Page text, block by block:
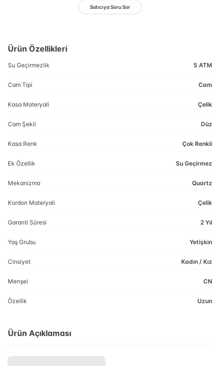
Satıcıya Soru Sor
Ürün Özellikleri
Su Geçirmezlik 5 ATM
Cam Tipi Cam
Kasa Materyali Çelik
Cam Şekli Düz
Kasa Renk Çok Renkli
Ek Özellik Su Geçirmez
Mekanizma Quartz
Kordon Materyali Çelik
Garanti Süresi 2 Yıl
Yaş Grubu Yetişkin
Cinsiyet Kadın / Kız
Menşei CN
Özellik Uzun
Ürün Açıklaması